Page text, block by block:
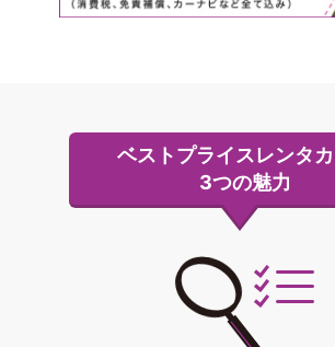
ベストプライスレンタカ
3つの魅力